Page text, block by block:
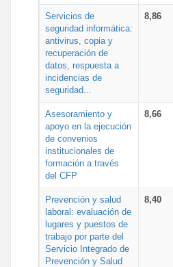
Servicios de
seguridad informática:
antivirus, copia y
recuperación de
datos, respuesta a
incidencias de
seguridad...
8,86
Asesoramiento y
apoyo en la ejecución
de convenios
institucionales de
formación a través
del CFP
8,66
Prevención y salud
laboral: evaluación de
lugares y puestos de
trabajo por parte del
Servicio Integrado de
Prevención y Salud
8,40